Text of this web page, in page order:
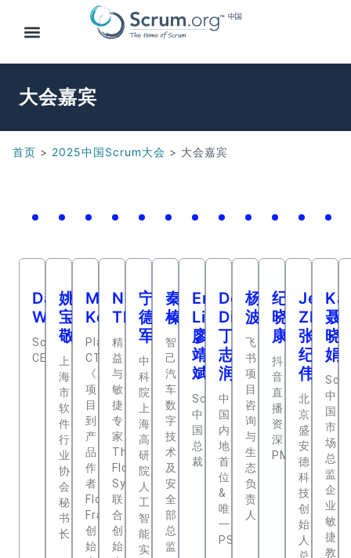
大会嘉宾
首页 > 2025中国Scrum大会 > 大会嘉宾
Dave
West
Scrum.org
CEO
姚
宝
敬
上
海
市
软
件
行
业
协
会
秘
书
长
Mik
Kersten
Planview
CTO，
《从
项
目
到
产
品》
作
者，
Flow
Framework®
创
始
Nigel
Thurlow
精
益
与
敏
捷
专
家，
The
Flow
System®
联
合
创
始
宁
德
军
中
科
院
上
海
高
研
院
人
工
智
能
实
秦
榛
智
己
汽
车
数
字
技
术
及
安
全
部
总
监
Eric
Liao
廖
靖
斌
Scrum.org
中
国
总
裁
Derek
Ding
丁
志
润
中
国
内
地
首
位
&
唯
一
PST
杨
波
飞
书
项
目
咨
询
与
生
态
负
责
人
纪
晓
康
抖
音
直
播
资
深
PMO
Jerry
Zhang
张
纪
伟
北
京
盛
安
德
科
技
创
始
人、
聂
晓
娟
中
国
市
场
总
监，
企
业
敏
捷
教